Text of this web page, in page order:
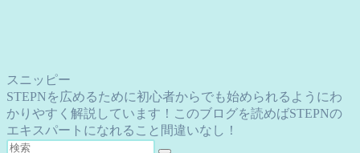
スニッピー
STEPNを広めるために初心者からでも始められるようにわ
かりやすく解説しています！このブログを読めばSTEPNの
エキスパートになれること間違いなし！